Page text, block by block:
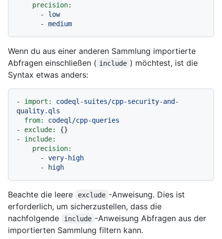
precision:
-
low
-
medium
Wenn du aus einer anderen Sammlung importierte
Abfragen einschließen ( include ) möchtest, ist die
Syntax etwas anders:
- import:
codeql-suites/cpp-security-and-
quality.qls
from:
codeql/cpp-queries
-
exclude:
-
include:
precision:
-
very-high
-
high
Beachte die leere exclude -Anweisung. Dies ist
erforderlich, um sicherzustellen, dass die
nachfolgende
include -Anweisung Abfragen aus der
importierten Sammlung filtern kann.